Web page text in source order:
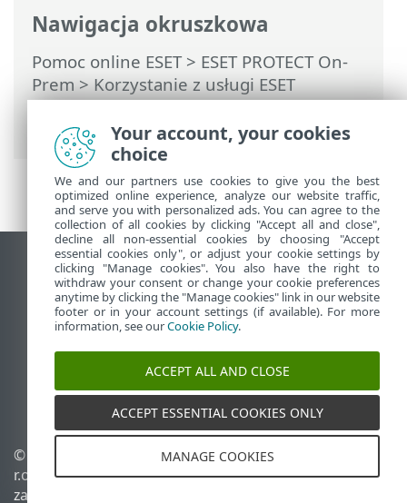
Nawigacja okruszkowa
Pomoc online ESET> ESET PROTECT On-
Prem>Korzystanie z usługi ESET
PROTECT On-Prem>ESET PROTECT On-
Prem Menu główne> Raporty
Wyświetl witrynę internetową dla
komputerów
End of Life
Baza wiedzy ESET
Forum ESET
ESET Status Portal
Pomoc regionalna
© 1992 - 2026 ESET, spol. s
r.o. – Wszelkie prawa
zastrzeżone.
Zarządzaj plikami cookie
Polityka dotycząca plików
Your account, your cookies
choice
We and our partners use cookies to give you the best
optimized online experience, analyze our website traffic,
and serve you with personalized ads. You can agree to the
collection of all cookies by clicking "Accept all and close",
decline all non-essential cookies by choosing "Accept
essential cookies only", or adjust your cookie settings by
clicking "Manage cookies". You also have the right to
withdraw your consent or change your cookie preferences
anytime by clicking the "Manage cookies" link in our website
footer or in your account settings (if available). For more
information, see ourCookie Policy.
ACCEPT ALL AND CLOSE
ACCEPT ESSENTIAL COOKIES ONLY
MANAGE COOKIES